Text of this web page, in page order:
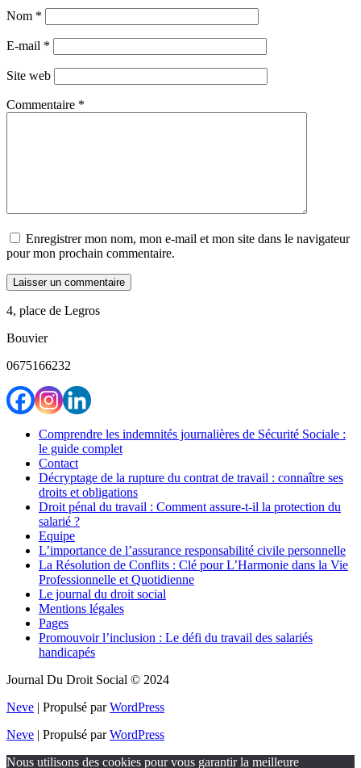
Nom *
E-mail *
Site web
Commentaire *
Enregistrer mon nom, mon e-mail et mon site dans le navigateur
pour mon prochain commentaire.
4, place de Legros
Bouvier
0675166232
Comprendre les indemnités journalières de Sécurité Sociale :
le guide complet
Contact
Décryptage de la rupture du contrat de travail : connaître ses
droits et obligations
Droit pénal du travail : Comment assure-t-il la protection du
salarié ?
Equipe
L’importance de l’assurance responsabilité civile personnelle
La Résolution de Conflits : Clé pour L’Harmonie dans la Vie
Professionnelle et Quotidienne
Le journal du droit social
Mentions légales
Pages
Promouvoir l’inclusion : Le défi du travail des salariés
handicapés
Journal Du Droit Social © 2024
Neve | Propulsé parWordPress
Neve | Propulsé parWordPress
Nous utilisons des cookies pour vous garantir la meilleure